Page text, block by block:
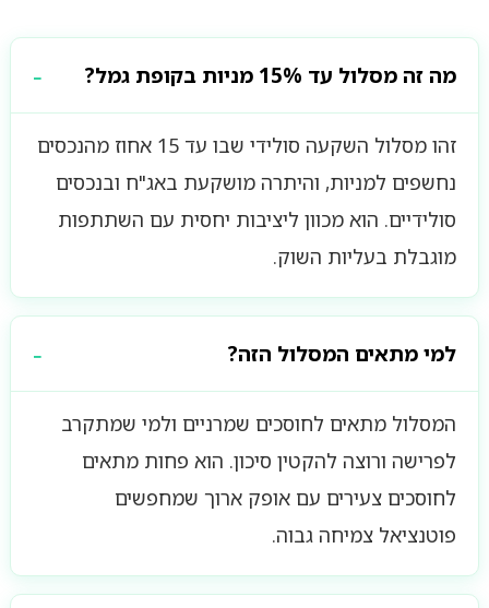
מה זה מסלול עד 15% מניות בקופת גמל?
זהו מסלול השקעה סולידי שבו עד 15 אחוז מהנכסים
נחשפים למניות, והיתרה מושקעת באג"ח ובנכסים
סולידיים. הוא מכוון ליציבות יחסית עם השתתפות
מוגבלת בעליות השוק.
למי מתאים המסלול הזה?
המסלול מתאים לחוסכים שמרניים ולמי שמתקרב
לפרישה ורוצה להקטין סיכון. הוא פחות מתאים
לחוסכים צעירים עם אופק ארוך שמחפשים
פוטנציאל צמיחה גבוה.